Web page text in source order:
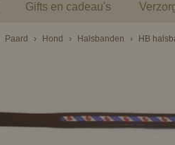
Gifts en cadeau's
Paard › Hond › Halsbanden › HB